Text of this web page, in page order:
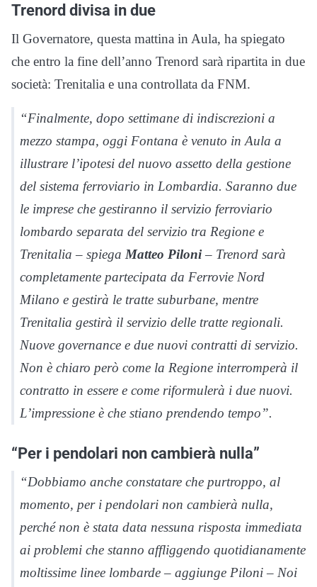
Trenord divisa in due
Il Governatore, questa mattina in Aula, ha spiegato
che entro la fine dell’anno Trenord sarà ripartita in due
società: Trenitalia e una controllata da FNM.
“Finalmente, dopo settimane di indiscrezioni a
mezzo stampa, oggi Fontana è venuto in Aula a
illustrare l’ipotesi del nuovo assetto della gestione
del sistema ferroviario in Lombardia. Saranno due
le imprese che gestiranno il servizio ferroviario
lombardo separata del servizio tra Regione e
Trenitalia – spiega Matteo Piloni– Trenord sarà
completamente partecipata da Ferrovie Nord
Milano e gestirà le tratte suburbane, mentre
Trenitalia gestirà il servizio delle tratte regionali.
Nuove governance e due nuovi contratti di servizio.
Non è chiaro però come la Regione interromperà il
contratto in essere e come riformulerà i due nuovi.
L’impressione è che stiano prendendo tempo”.
“Per i pendolari non cambierà nulla”
“Dobbiamo anche constatare che purtroppo, al
momento, per i pendolari non cambierà nulla,
perché non è stata data nessuna risposta immediata
ai problemi che stanno affliggendo quotidianamente
moltissime linee lombarde – aggiunge Piloni – Noi